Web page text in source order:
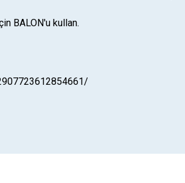
BALON'u kullan.